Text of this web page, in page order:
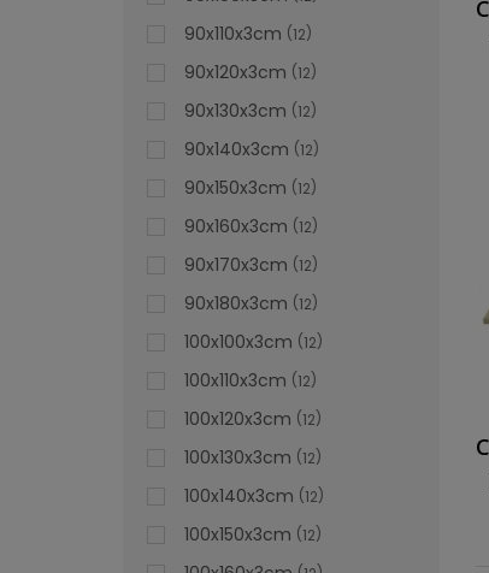
90x110x3cm 12
90x120x3cm 12
90x130x3cm 12
90x140x3cm 12
90x150x3cm 12
90x160x3cm 12
90x170x3cm 12
90x180x3cm 12
100x100x3cm 12
100x110x3cm 12
100x120x3cm 12
100x130x3cm 12
100x140x3cm 12
100x150x3cm 12